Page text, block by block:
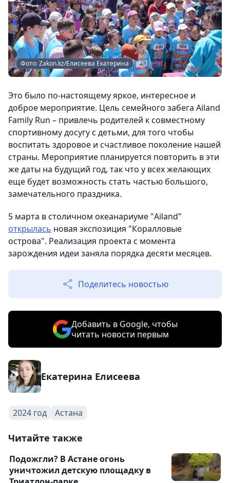
Фото: Zakon.kz/Елисеева Екатерина
Это было по-настоящему яркое, интересное и
доброе мероприятие. Цель семейного забега Ailand
Family Run – привлечь родителей к совместному
спортивному досугу с детьми, для того чтобы
воспитать здоровое и счастливое поколение нашей
страны. Мероприятие планируется повторить в эти
же даты на будущий год, так что у всех желающих
еще будет возможность стать частью большого,
замечательного праздника.
5 марта в столичном океанариуме "Ailand"
открылась новая экспозиция "Коралловые
острова". Реализация проекта с момента
зарождения идеи заняла порядка десяти месяцев.
Поделитесь новостью
Добавить в Google, чтобы
читать новости первым
Екатерина Елисеева
2024 год Астана
Читайте также
Подожгли? В Астане огонь
уничтожил детскую площадку в